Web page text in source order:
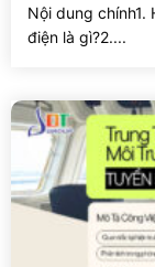
Nội dung chính1.
điện là gì?2....